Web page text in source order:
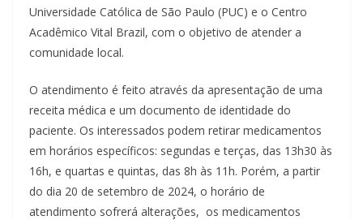
Universidade Católica de São Paulo (PUC) e o Centro
Acadêmico Vital Brazil, com o objetivo de atender a
comunidade local.
O atendimento é feito através da apresentação de uma
receita médica e um documento de identidade do
paciente. Os interessados podem retirar medicamentos
em horários específicos: segundas e terças, das 13h30 às
16h, e quartas e quintas, das 8h às 11h. Porém, a partir
do dia 20 de setembro de 2024, o horário de
atendimento sofrerá alterações, os medicamentos